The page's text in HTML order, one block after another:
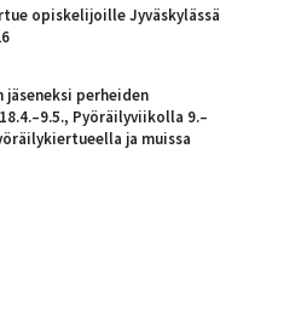
opiskelijoille Jyväskylässä
perheiden
Pyöräilyviikolla 9.–
ja muissa